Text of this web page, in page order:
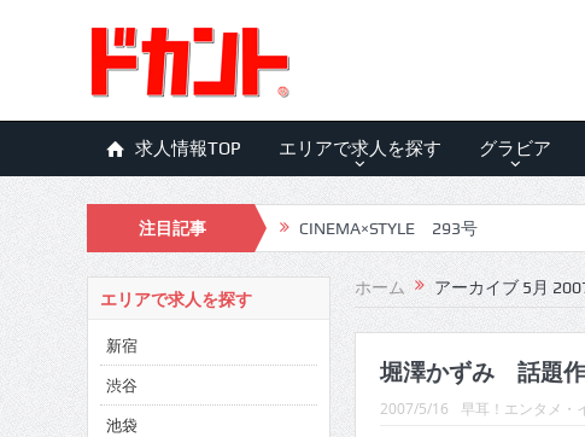
求人情報TOP エリアで求人を探す グラビア
注目記事 CINEMA×STYLE 293号
CINEMA×STYLE 292号
CINEMA×STYLE 291号
CINEMA×STYLE 290号
CINEMA×STYLE 289号
ホーム アーカイブ 5月
堀澤かずみ 話題作
2007/5/16 早耳！エンタメ・
エリアで求人を探す
新宿
渋谷
池袋